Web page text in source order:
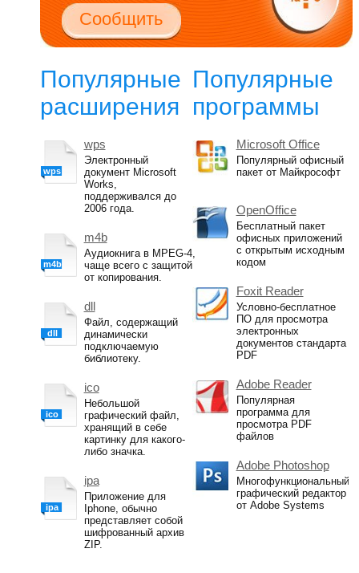
Сообщить
Популярные
расширения
wps
wps
Электронный
документ Microsoft
Works,
поддерживался до
2006 года.
m4b
m4b
Аудиокнига в MPEG-4,
чаще всего с защитой
от копирования.
dll
dll
Файл, содержащий
динамически
подключаемую
библиотеку.
ico
ico
Небольшой
графический файл,
хранящий в себе
картинку для какого-
либо значка.
ipa
ipa
Приложение для
Iphone, обычно
представляет собой
шифрованный архив
ZIP.
Популярные
программы
Microsoft Office
Популярный офисный
пакет от Майкрософт
OpenOffice
Бесплатный пакет
офисных приложений
с открытым исходным
кодом
Foxit Reader
Условно-бесплатное
ПО для просмотра
электронных
документов стандарта
PDF
Adobe Reader
Популярная
программа для
просмотра PDF
файлов
Adobe Photoshop
Многофункциональный
графический редактор
от Adobe Systems